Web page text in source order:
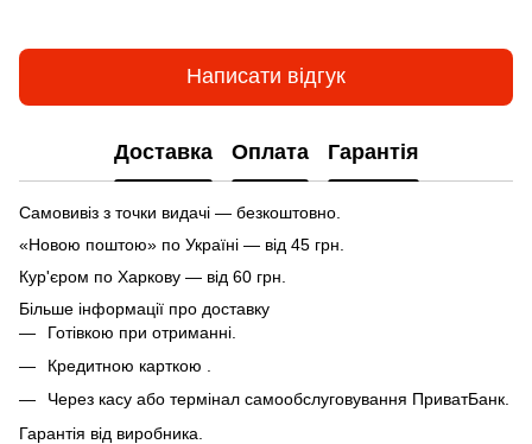
Написати відгук
Доставка Оплата Гарантія
Самовивіз з точки видачі — безкоштовно.
«Новою поштою» по Україні — від 45 грн.
Кур'єром по Харкову — від 60 грн.
Більше інформації про доставку
Готівкою при отриманні.
Кредитною карткою .
Через касу або термінал самообслуговування ПриватБанк.
Гарантія від виробника.